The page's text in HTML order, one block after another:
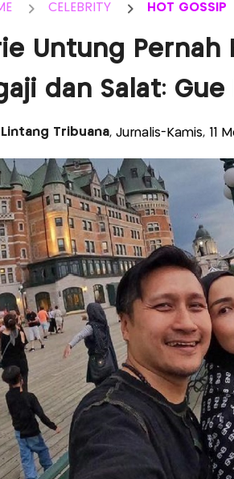
CELEBRITY HOT GOSSIP
Untung Pernah
dan Salat:
Lintang Tribuana, Jurnalis-Kamis, 11